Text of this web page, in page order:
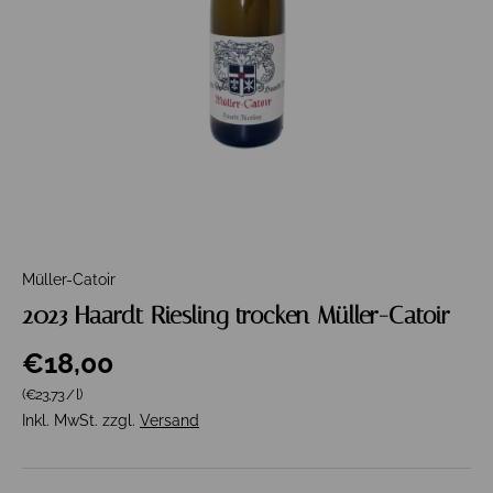
Müller-Catoir
2023 Haardt Riesling trocken Müller-Catoir
€18,00
Grundpreis
(€23,73/l)
Inkl. MwSt. zzgl. Versand